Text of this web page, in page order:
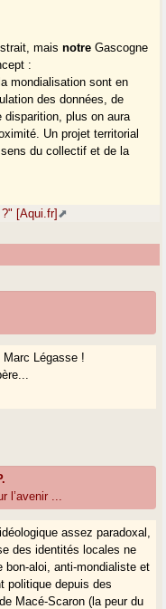
maisnotre Gascogne
:
mondialisation sont en
des données, de
disparition, plus on aura
Un projet territorial
du collectif et de la
[Aqui.fr]
Légasse !
l’avenir ...
assez paradoxal,
des identités locales ne
bon-aloi, anti-mondialiste et
politique depuis des
Macé-Scaron (la peur du